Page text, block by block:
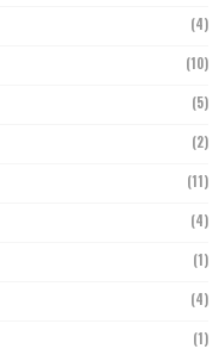
(4)
(10)
(5)
(2)
(11)
(4)
(1)
(4)
(1)